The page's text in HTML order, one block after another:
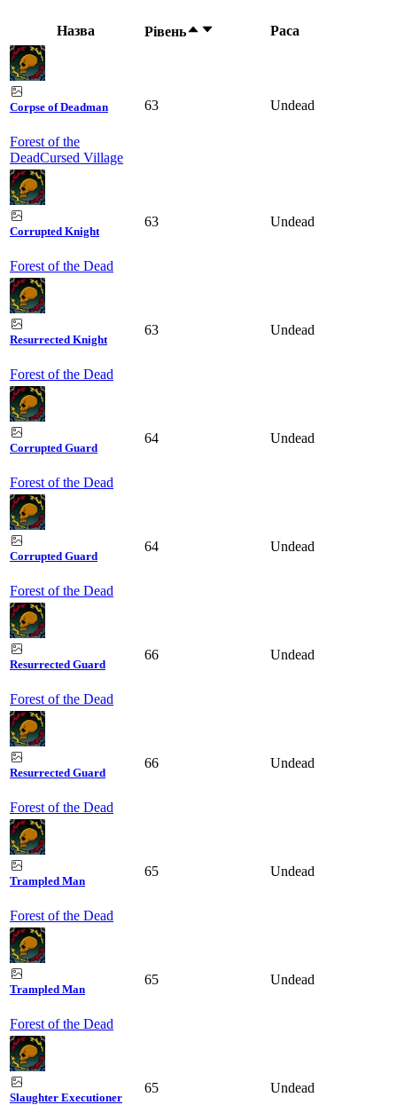
Назва Рівень Раса
Corpse of Deadman
Forest of the
DeadCursed Village
63 Undead
Corrupted Knight
Forest of the Dead
63 Undead
Resurrected Knight
Forest of the Dead
63 Undead
Corrupted Guard
Forest of the Dead
64 Undead
Corrupted Guard
Forest of the Dead
64 Undead
Resurrected Guard
Forest of the Dead
66 Undead
Resurrected Guard
Forest of the Dead
66 Undead
Trampled Man
Forest of the Dead
65 Undead
Trampled Man
Forest of the Dead
65 Undead
Slaughter Executioner
65 Undead